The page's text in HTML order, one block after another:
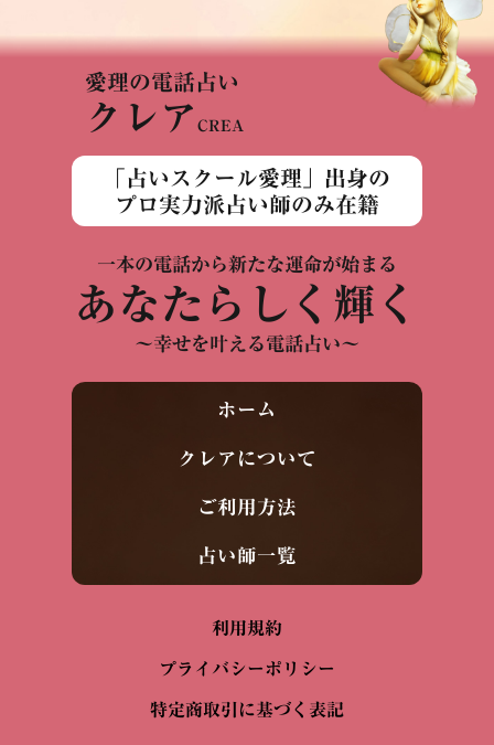
愛理の電話占い
クレア CREA
「占いスクール愛理」出身の
プロ実力派占い師のみ在籍
一本の電話から新たな運命が始まる
あなたらしく輝く
～幸せを叶える電話占い～
ホーム
クレアについて
ご利用方法
占い師一覧
利用規約
プライバシーポリシー
特定商取引に基づく表記